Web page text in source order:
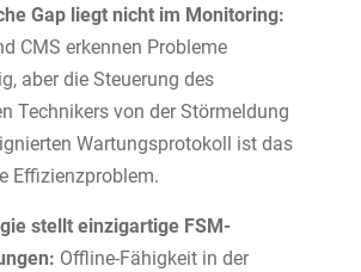
Gap liegt nicht im Monitoring:
CMS erkennen Probleme
aber die Steuerung des
Technikers von der Störmeldung
Wartungsprotokoll ist das
Effizienzproblem.
stellt einzigartige FSM-
Offline-Fähigkeit in der